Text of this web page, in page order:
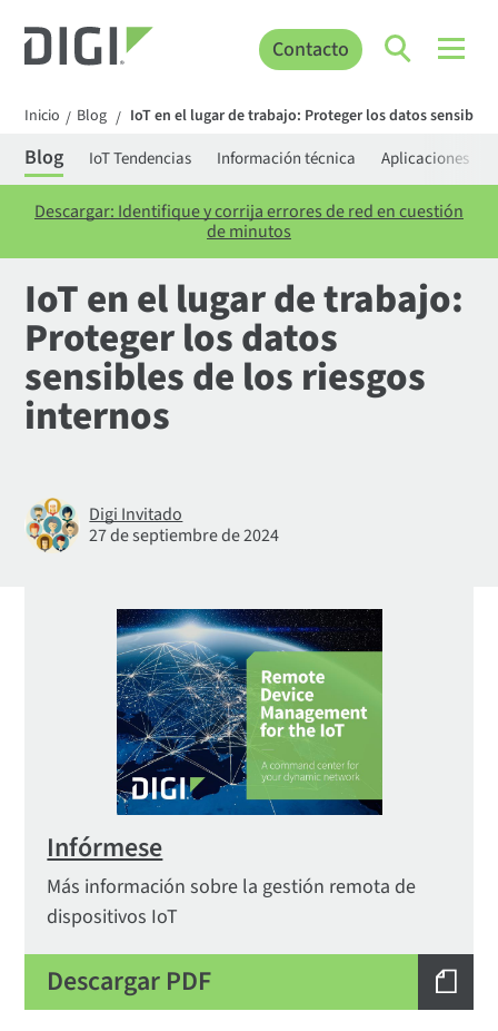
Contacto
Inicio / Blog / IoT en el lugar de trabajo: Proteger los datos
Blog IoT Tendencias Información técnica Aplicaciones
Descargar: Identifique y corrija errores de red en cuestión
de minutos
IoT en el lugar de trabajo:
Proteger los datos
sensibles de los riesgos
internos
Digi Invitado
27 de septiembre de 2024
Infórmese
Más información sobre la gestión remota de
dispositivos IoT
Descargar PDF